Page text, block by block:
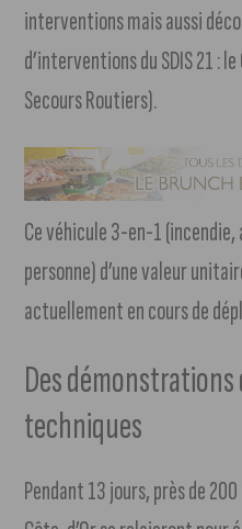
interventions mais aussi
d’interventions du SDIS 21 :
Secours Routiers).
Ce véhicule 3-en-1
personne) d’une valeur
actuellement en cours de
Des
techniques
Pendant 13 jours, près de